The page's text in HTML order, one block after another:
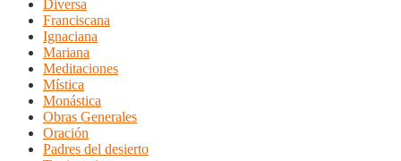
Diversa
Franciscana
Ignaciana
Mariana
Meditaciones
Mística
Monástica
Obras Generales
Oración
Padres del desierto